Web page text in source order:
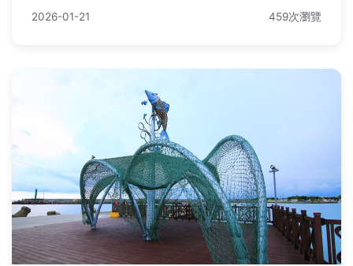
2026-01-21 459次瀏覽